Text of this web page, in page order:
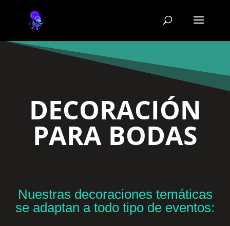
DECORACIÓN
PARA BODAS
Nuestras decoraciones temáticas
se adaptan a todo tipo de eventos: